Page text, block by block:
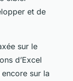
et de
sur le
d’Excel
sur la